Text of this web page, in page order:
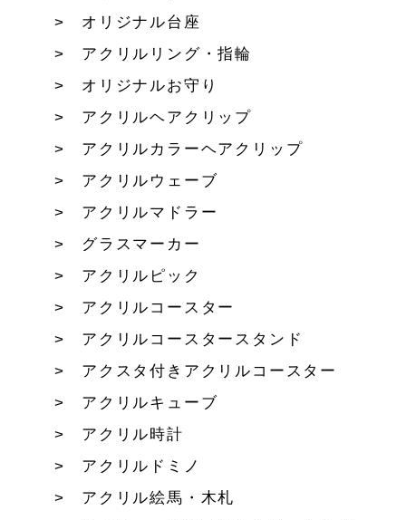
オリジナル台座
アクリルリング・指輪
オリジナルお守り
アクリルヘアクリップ
アクリルカラーヘアクリップ
アクリルウェーブ
アクリルマドラー
グラスマーカー
アクリルピック
アクリルコースター
アクリルコースタースタンド
アクスタ付きアクリルコースター
アクリルキューブ
アクリル時計
アクリルドミノ
アクリル絵馬・木札